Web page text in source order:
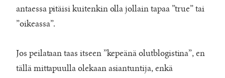
antaessa pitäisi kuitenkin olla jollain tapaa ”true” tai
”oikeassa”.
Jos peilataan taas itseen ”kepeänä olutblogistina”, en
tällä mittapuulla olekaan asiantuntija, enkä